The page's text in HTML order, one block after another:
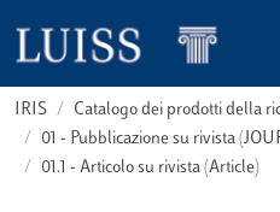
IRIS
Catalogo dei prodotti della
01 - Pubblicazione su rivista
01.1 - Articolo su rivista (Article)